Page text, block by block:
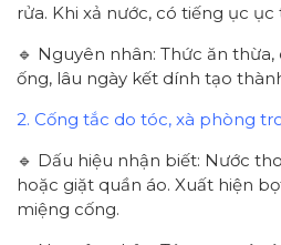
rửa. Khi xả nước, có tiếng ục ục
🔹 Nguyên nhân: Thức ăn
ống, lâu ngày kết dính tạo
2. Cống tắc do tóc, xà phòng
🔹 Dấu hiệu nhận biết: Nước
hoặc giặt quần áo. Xuất hiện
miệng cống.